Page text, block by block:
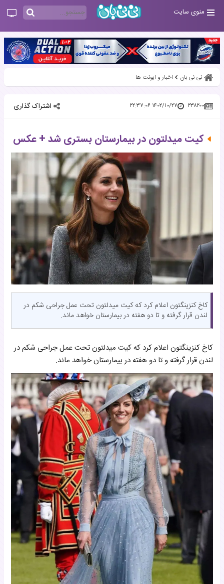
منوی سایت
نی نی بان اخبار و ایونت ها
۲۳۸۲۰۰ ۱۴۰۲/۱۰/۲۷ ۲۲:۳۷:۰۶ اشتراک گذاری
کیت میدلتون در بیمارستان بستری شد + عکس
کاخ کنزینگتون اعلام کرد که کیت میدلتون تحت عمل جراحی شکم در
لندن قرار گرفته و تا دو هفته در بیمارستان خواهد ماند.
کاخ کنزینگتون اعلام کرد که کیت میدلتون تحت عمل جراحی شکم در
لندن قرار گرفته و تا دو هفته در بیمارستان خواهد ماند.